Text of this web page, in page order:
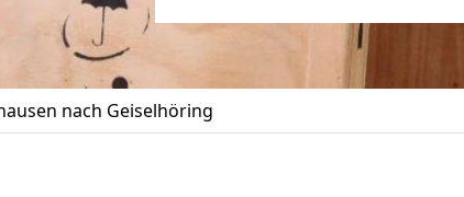
nach Geiselhöring